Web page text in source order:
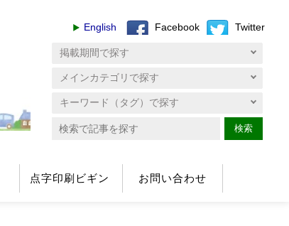
English Facebook Twitter
検索
点字印刷ビギン お問い合わせ